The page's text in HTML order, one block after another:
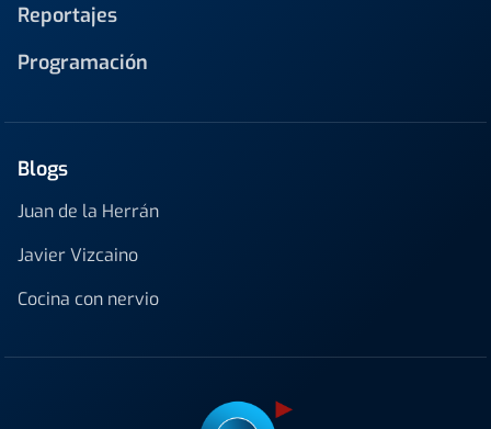
Reportajes
Programación
Blogs
Juan de la Herrán
Javier Vizcaino
Cocina con nervio